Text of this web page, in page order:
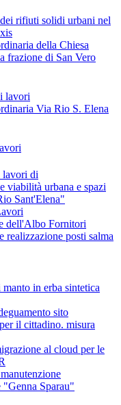
rifiuti solidi urbani nel
della Chiesa
frazione di San Vero
lavori
Via Rio S. Elena
lavori di
viabilità urbana e spazi
Sant'Elena"
dell'Albo Fornitori
realizzazione posti salma
in erba sintetica
sito
il cittadino. misura
al cloud per le
"Genna Sparau"